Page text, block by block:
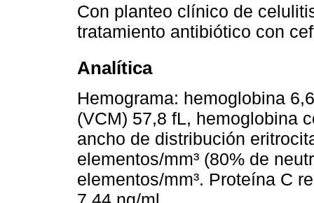
Con planteo clínico de
tratamiento antibiótico con
Analítica
Hemograma: hemoglobina
(VCM) 57,8 fL, hemoglobina
ancho de distribución
elementos/mm³ (80% de
elementos/mm³. Proteína C